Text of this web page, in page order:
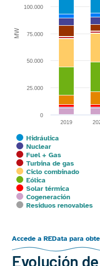
MW
Hidráulica
Nuclear
Fuel + Gas
Turbina de gas
Ciclo combinado
Eólica
Solar térmica
Cogeneración
Residuos renovables
2019
0
25.000
50.000
75.000
100.000
Accede a REData para
Evolución